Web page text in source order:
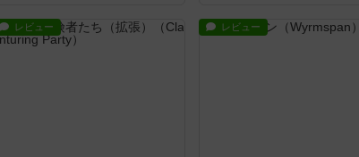
レビュー レビュー